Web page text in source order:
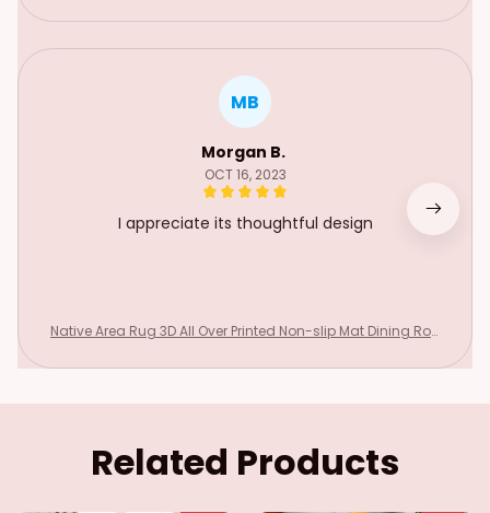
MB
Morgan B.
OCT 16, 2023
I appreciate its thoughtful design
Native Area Rug 3D All Over Printed Non-slip Mat Dining Roo
Related Products